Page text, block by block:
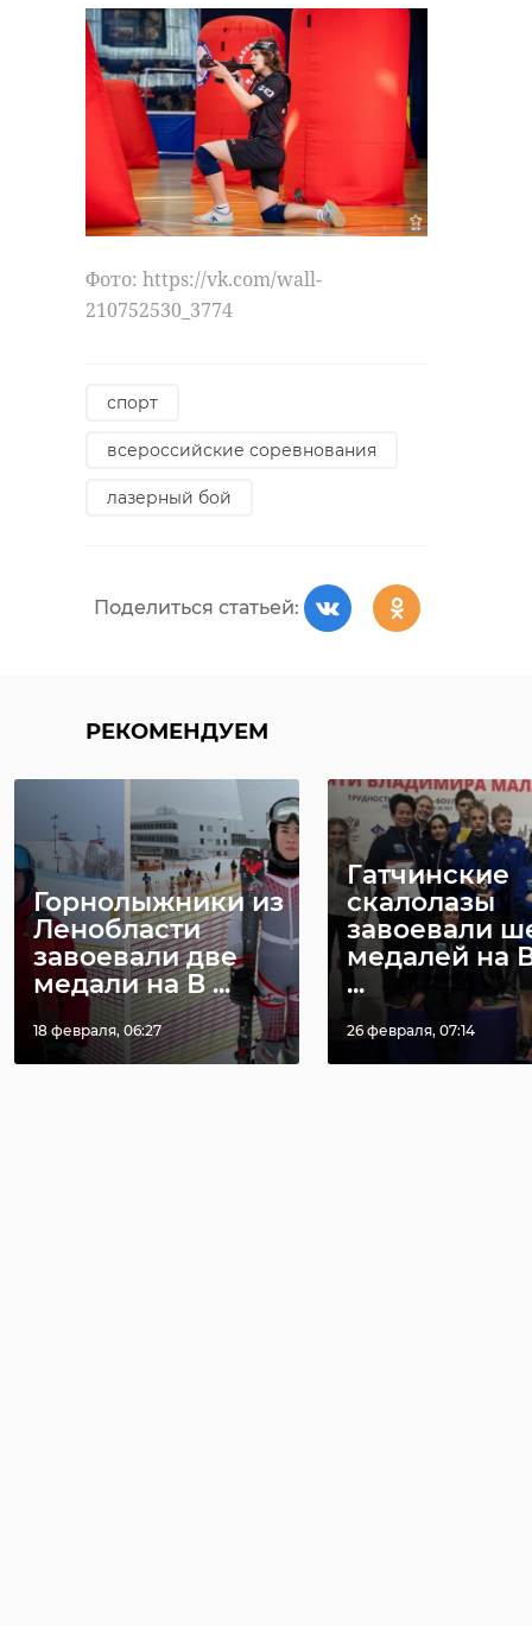
Фото: https://vk.com/wall-
210752530_3774
спорт
всероссийские соревнования
лазерный бой
Поделиться статьей:
РЕКОМЕНДУЕМ
Горнолыжники из
Ленобласти
завоевали две
медали на В ...
18 февраля, 06:27
Гатчинские
скалолазы
завоевали
медалей на
...
26 февраля, 07:14
160235516_20919
отрадное
Поделиться статьей: